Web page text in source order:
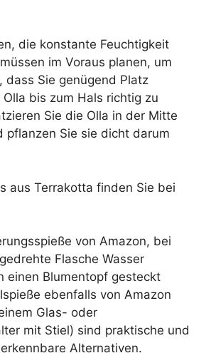
die konstante Feuchtigkeit
im Voraus planen, um
dass Sie genügend Platz
bis zum Hals richtig zu
Sie die Olla in der Mitte
pflanzen Sie sie dicht darum
aus Terrakotta finden Sie bei
von Amazon, bei
Flasche Wasser
einen Blumentopf gesteckt
ebenfalls von Amazon
Glas- oder
mit Stiel) sind praktische und
Alternativen.